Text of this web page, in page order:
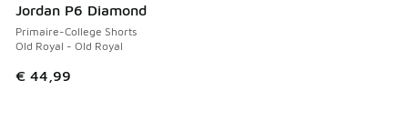
Jordan P6 Diamond
Primaire-College Shorts
Old Royal - Old Royal
€ 44,99